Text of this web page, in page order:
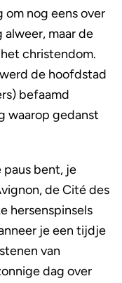
om nog eens over
maar de
het christendom.
de hoofdstad
befaamd
waarop gedanst
paus bent, je
de Cité des
hersenspinsels
je een tijdje
van
dag over